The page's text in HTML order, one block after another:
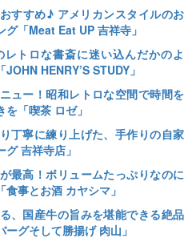
すすめ♪ アメリカンスタイルのお
「Meat Eat UP 吉祥寺」
レトロな書斎に迷い込んだかのよ
HENRY’S STUDY」
ュー！昭和レトロな空間で時間を
「喫茶 ロゼ」
丁寧に練り上げた、手作りの自家
吉祥寺店」
最高！ボリュームたっぷりなのに
事とお酒 カヤシマ」
、国産牛の旨みを堪能できる絶品
グそして勝揚げ 肉山」